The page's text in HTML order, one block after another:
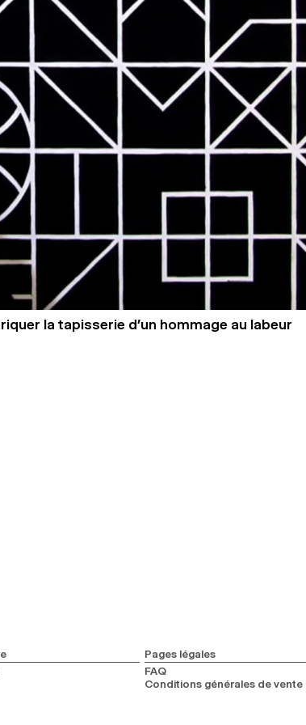
la tapisserie d’un hommage au labeur
Pages légales
FAQ
Conditions générales de vente